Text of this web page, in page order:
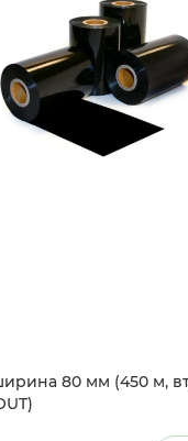
80 мм (450 м,